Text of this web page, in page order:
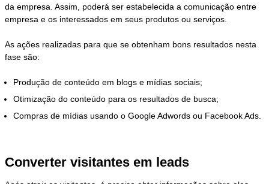
da empresa. Assim, poderá ser estabelecida a comunicação entre
empresa e os interessados em seus produtos ou serviços.
As ações realizadas para que se obtenham bons resultados nesta
fase são:
Produção de conteúdo em blogs e mídias sociais;
Otimização do conteúdo para os resultados de busca;
Compras de mídias usando o Google Adwords ou Facebook Ads.
Converter visitantes em leads